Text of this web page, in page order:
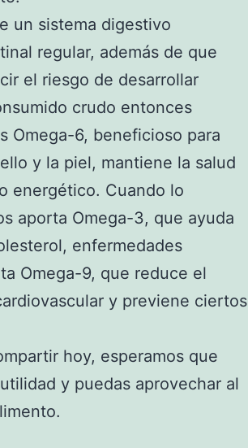
un sistema digestivo
regular, además de que
el riesgo de desarrollar
crudo entonces
Omega-6, beneficioso para
y la piel, mantiene la salud
energético. Cuando lo
aporta Omega-3, que ayuda
enfermedades
Omega-9, que reduce el
y previene ciertos
hoy, esperamos que
y puedas aprovechar al